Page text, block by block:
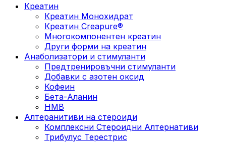
Креатин
Креатин Монохидрат
Креатин Creapure®
Многокомпонентен креатин
Други форми на креатин
Анаболизатори и стимуланти
Предтренировъчни стимуланти
Добавки с азотен оксид
Кофеин
Бета-Аланин
HMB
Алтеранитиви на стероиди
Комплексни Стероидни Алтернативи
Трибулус Терестрис